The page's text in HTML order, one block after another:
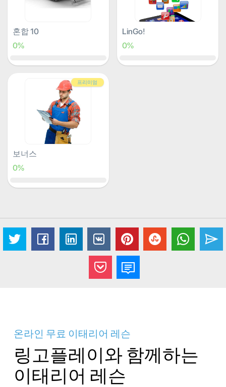
혼합 10
0%
LinGo!
0%
프리미엄
보너스
0%
온라인 무료 이태리어 레슨
링고플레이와 함께하는
이태리어 레슨